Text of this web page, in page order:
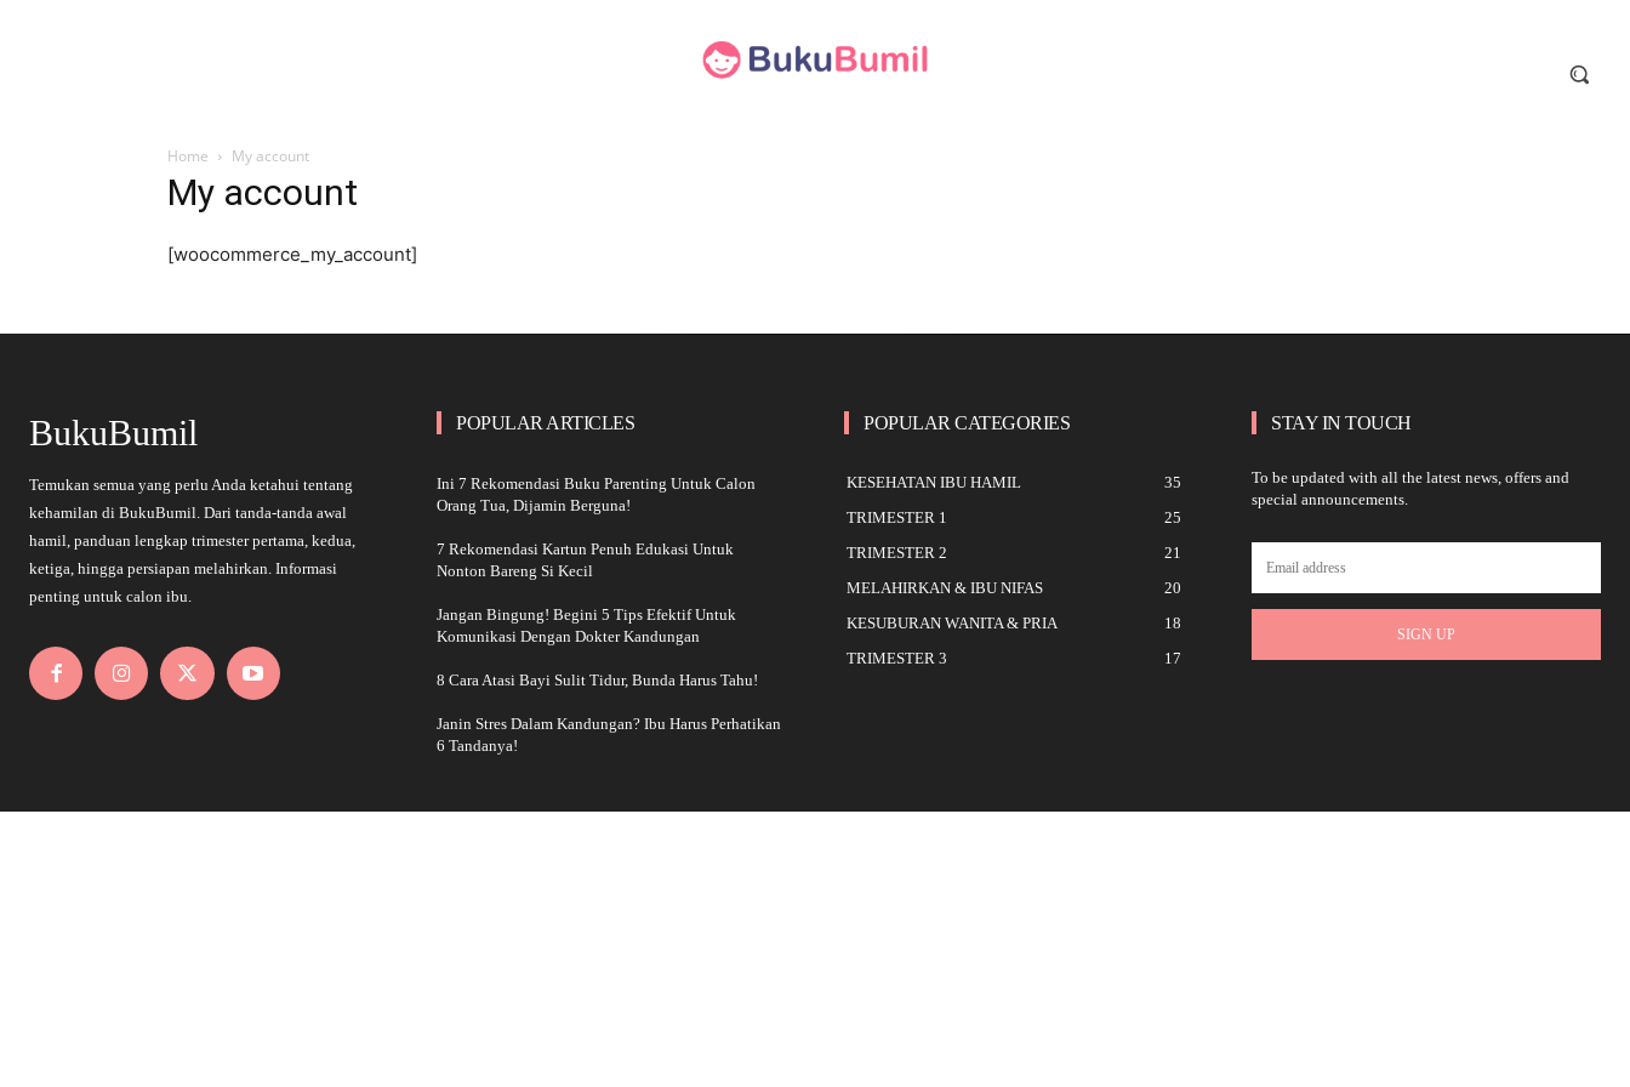
Home My account
My account
[woocommerce_my_account]
BukuBumil
Temukan semua yang perlu Anda ketahui tentang
kehamilan di BukuBumil. Dari tanda-tanda awal
hamil, panduan lengkap trimester pertama, kedua,
ketiga, hingga persiapan melahirkan. Informasi
penting untuk calon ibu.
POPULAR ARTICLES
Ini 7 Rekomendasi Buku Parenting Untuk Calon
Orang Tua, Dijamin Berguna!
7 Rekomendasi Kartun Penuh Edukasi Untuk
Nonton Bareng Si Kecil
Jangan Bingung! Begini 5 Tips Efektif Untuk
Komunikasi Dengan Dokter Kandungan
8 Cara Atasi Bayi Sulit Tidur, Bunda Harus Tahu!
Janin Stres Dalam Kandungan? Ibu Harus Perhatikan
6 Tandanya!
POPULAR CATEGORIES
KESEHATAN IBU HAMIL
35
TRIMESTER 1
25
TRIMESTER 2
21
MELAHIRKAN & IBU NIFAS
20
KESUBURAN WANITA & PRIA
18
TRIMESTER 3
17
STAY IN TOUCH
To be updated with all the latest news, offers and
special announcements.
SIGN UP